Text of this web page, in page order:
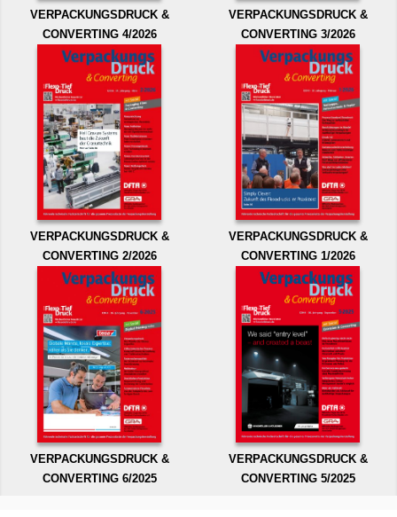
VERPACKUNGSDRUCK &
CONVERTING 4/2026
VERPACKUNGSDRUCK &
CONVERTING 3/2026
VERPACKUNGSDRUCK &
CONVERTING 2/2026
VERPACKUNGSDRUCK &
CONVERTING 1/2026
VERPACKUNGSDRUCK &
CONVERTING 6/2025
VERPACKUNGSDRUCK &
CONVERTING 5/2025